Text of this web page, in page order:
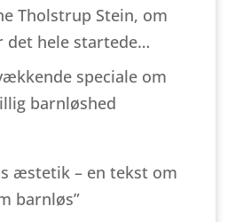
Tholstrup Stein, om
det hele startede…
speciale om
barnløshed
æstetik – en tekst om
barnløs”